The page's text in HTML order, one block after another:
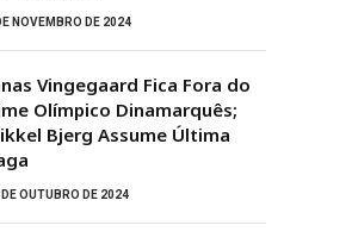
NOVEMBRO DE 2024
Vingegaard Fica Fora do
Olímpico Dinamarquês;
Bjerg Assume Última
DE OUTUBRO DE 2024